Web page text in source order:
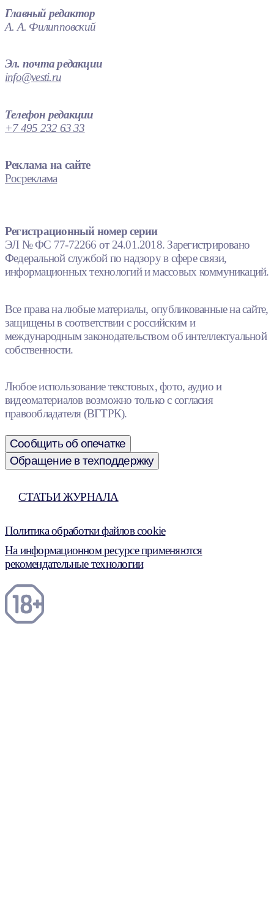
Главный редактор
А. А. Филипповский
Эл. почта редакции
info@vesti.ru
Телефон редакции
+7 495 232 63 33
Реклама на сайте
Росреклама
Регистрационный номер серии
ЭЛ № ФС 77-72266 от 24.01.2018. Зарегистрировано
Федеральной службой по надзору в сфере связи,
информационных технологий и массовых коммуникаций.
Все права на любые материалы, опубликованные на сайте,
защищены в соответствии с российским и
международным законодательством об интеллектуальной
собственности.
Любое использование текстовых, фото, аудио и
видеоматериалов возможно только с согласия
правообладателя (ВГТРК).
Сообщить об опечатке
Обращение в техподдержку
СТАТЬИ ЖУРНАЛА
Политика обработки файлов cookie
На информационном ресурсе применяются
рекомендательные технологии